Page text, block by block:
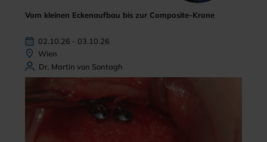
Vom kleinen Eckenaufbau bis zur Composite-Krone
02.10.26 - 03.10.26
Wien
Dr. Martin von Sontagh